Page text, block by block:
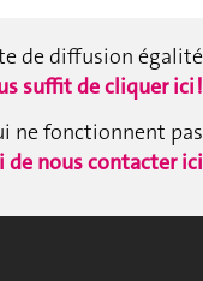
de diffusion égalité
suffit de cliquer ici !
ne fonctionnent pas
de nous contacter ici